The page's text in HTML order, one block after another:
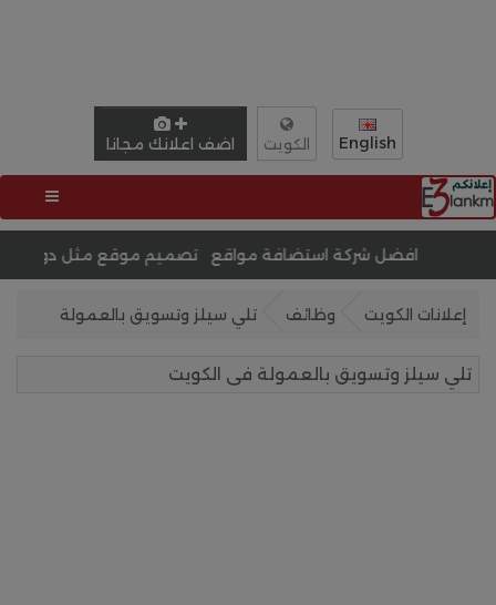
English الكويت اضف اعلانك مجانا
تحسين محركات البحث SEO شركة استضافة مواقع
إعلانات الكويت وظائف تلي سيلز وتسويق بالعمولة
تلي سيلز وتسويق بالعمولة فى الكويت